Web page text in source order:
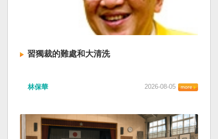
習獨裁的難處和大清洗
林保華 2026-08-05